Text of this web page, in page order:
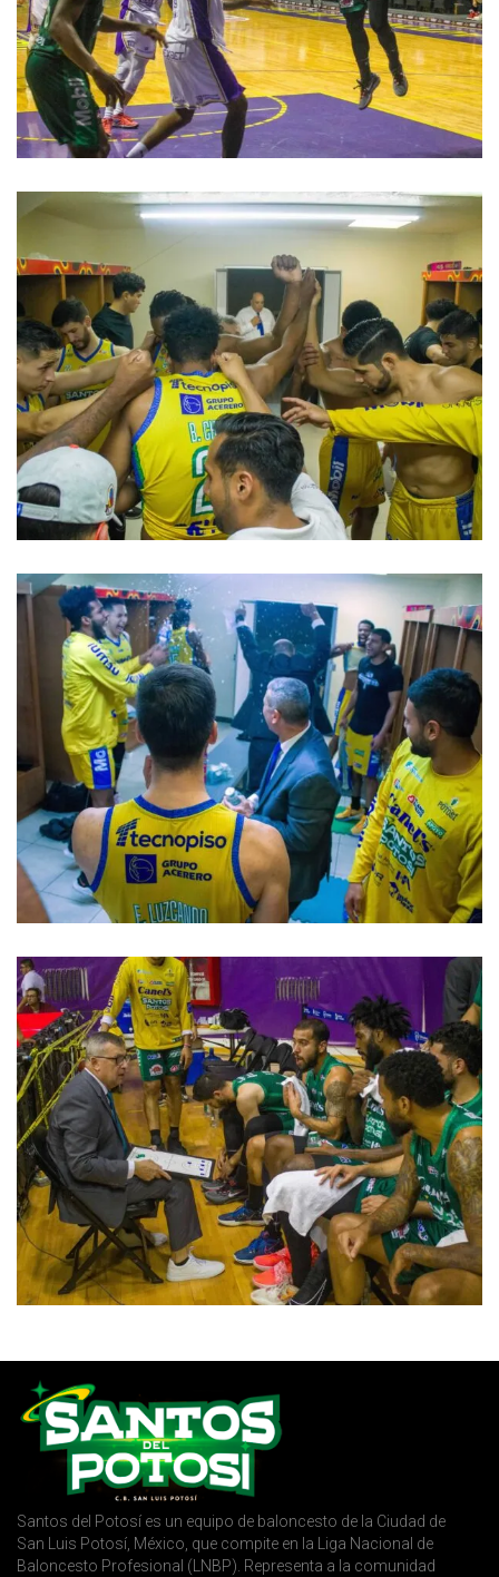
Santos del Potosí es un equipo de baloncesto de la Ciudad de
San Luis Potosí, México, que compite en la Liga Nacional de
Baloncesto Profesional (LNBP). Representa a la comunidad